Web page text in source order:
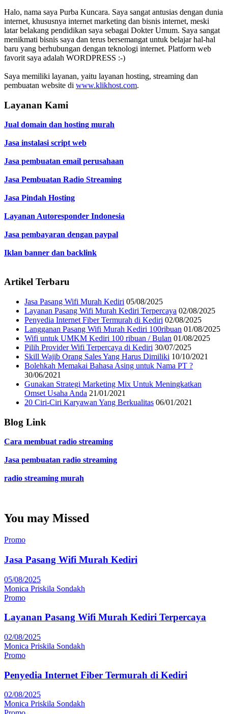
Halo, nama saya Purba Kuncara. Saya sangat antusias dengan dunia
internet, khususnya internet marketing dan bisnis internet, meski
latar belakang pendidikan saya sebagai Dokter Umum. Saya sangat
menikmati bisnis saya dan terus bersemangat untuk belajar hal-hal
baru yang berhubungan dengan teknologi internet. Platform web
favorit saya adalah WORDPRESS :-)
Saya memiliki layanan, yaitu layanan hosting, streaming dan
pembuatan website di www.klikhost.com.
Layanan Kami
Jual domain dan hosting murah
Jasa instalasi script web
Jasa pembuatan email perusahaan
Jasa Pembuatan Radio Streaming
Jasa Pindah Hosting
Layanan Autoresponder Indonesia
Jasa pembayaran dengan paypal
Iklan banner dan backlink
Artikel Terbaru
Jasa Pasang Wifi Murah Kediri 05/08/2025
Layanan Pasang Wifi Murah Kediri Terpercaya 02/08/2025
Penyedia Internet Fiber Termurah di Kediri 02/08/2025
Langganan Pasang Wifi Murah Kediri 100ribuan 01/08/2025
Wifi untuk UMKM Kediri 100 ribuan / Bulan 01/08/2025
Pilih Provider Wifi Terpercaya di Kediri 30/07/2025
Skill Wajib Orang Sales Yang Harus Dimiliki 10/10/2021
Bolehkah Memakai Bahasa Asing untuk Nama PT ?
30/06/2021
Gunakan Strategi Marketing Mix Untuk Meningkatkan
Omset Usaha Anda 21/01/2021
20 Ciri-Ciri Karyawan Yang Berkualitas 06/01/2021
Blog Link
Cara membuat radio streaming
Jasa pembuatan radio streaming
radio streaming murah
You may Missed
Promo
Jasa Pasang Wifi Murah Kediri
05/08/2025
Monica Priskila Sondakh
Promo
Layanan Pasang Wifi Murah Kediri Terpercaya
02/08/2025
Monica Priskila Sondakh
Promo
Penyedia Internet Fiber Termurah di Kediri
02/08/2025
Monica Priskila Sondakh